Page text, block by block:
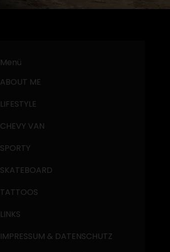
Menü
ABOUT ME
LIFESTYLE
CHEVY VAN
SPORTY
SKATEBOARD
TATTOOS
LINKS
IMPRESSUM & DATENSCHUTZ